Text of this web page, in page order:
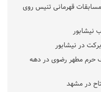
قهرمانی تنیس روی
نیشابور
در اطراف حرم مطهر رضوی در دهه